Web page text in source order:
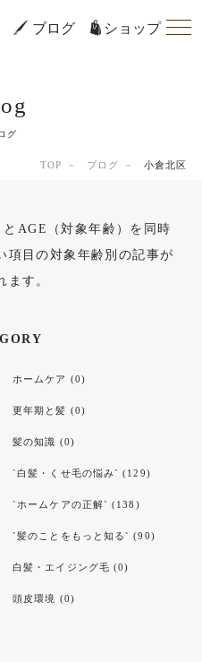
ブログ ショップ
グ
TOP ブログ 小倉北区
AGE（対象年齢）を同時
項目の対象年齢別の記事が
ます。
ホームケア (0)
更年期と髪 (0)
髪の知識 (0)
`白髪・くせ毛の悩み` (129)
`ホームケアの正解` (138)
`髪のことをもっと知る` (90)
白髪・エイジング毛 (0)
頭皮環境 (0)